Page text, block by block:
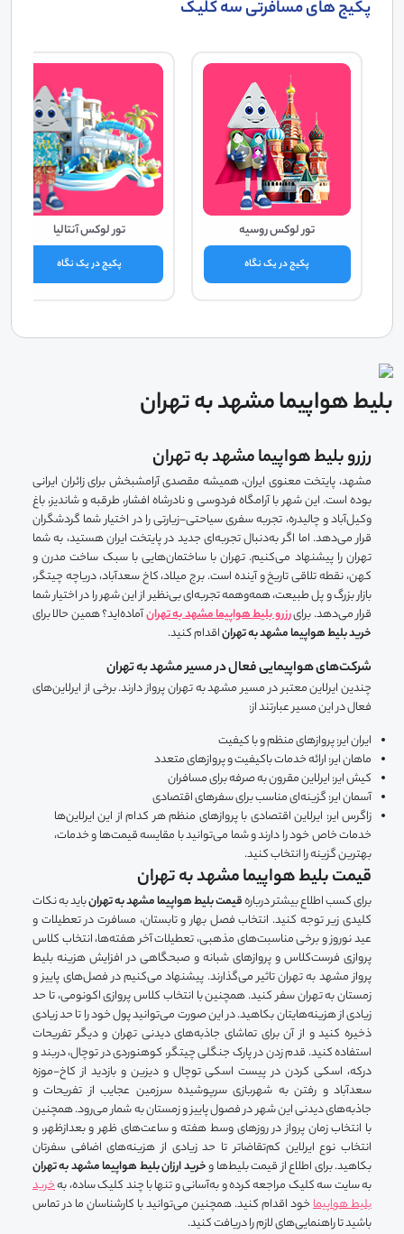
پکیج های مسافرتی سه کلیک
تور لوکس روسیه
پکیج در یک نگاه
تور لوکس آنتالیا
پکیج در یک نگاه
بلیط هواپیما مشهد به تهران
رزرو بلیط هواپیما مشهد به تهران
مشهد، پایتخت معنوی ایران، همیشه مقصدی آرامشبخش برای زائران ایرانی
بوده است. این شهر با آرامگاه فردوسی و نادرشاه افشار، طرقبه و شاندیز، باغ
وکیل‌آباد و چالیدره، تجربه سفری سیاحتی-زیارتی را در اختیار شما گردشگران
قرار می‌دهد. اما اگر به‌دنبال تجربه‌ای جدید در پایتخت ایران هستید، به شما
تهران را پیشنهاد می‌کنیم. تهران با ساختمان‌هایی با سبک ساخت مدرن و
کهن، نقطه تلاقی تاریخ و آینده است. برج میلاد، کاخ سعدآباد، دریاچه چیتگر،
بازار بزرگ و پل طبیعت، همه‌وهمه تجربه‌ای بی‌نظیر از این شهر را در اختیار شما
قرار می‌دهد. برایرزرو بلیط هواپیما مشهد به تهرانآماده‌اید؟ همین حالا برای
خرید بلیط هواپیما مشهد به تهراناقدام کنید.
شرکت‌های هواپیمایی فعال در مسیر مشهد به تهران
چندین ایرلاین معتبر در مسیر مشهد به تهران پرواز دارند. برخی از ایرلاین‌های
فعال در این مسیر عبارتند از:
ایران ایر: پروازهای منظم و با کیفیت
ماهان ایر: ارائه خدمات باکیفیت و پروازهای متعدد
کیش ایر: ایرلاین مقرون به صرفه برای مسافران
آسمان ایر: گزینه‌ای مناسب برای سفرهای اقتصادی
زاگرس ایر: ایرلاین اقتصادی با پروازهای منظم هر کدام از این ایرلاین‌ها
خدمات خاص خود را دارند و شما می‌توانید با مقایسه قیمت‌ها و خدمات،
بهترین گزینه را انتخاب کنید.
قیمت بلیط هواپیما مشهد به تهران
برای کسب اطلاع بیشتر دربارهقیمت بلیط هواپیما مشهد به تهرانباید به نکات
کلیدی زیر توجه کنید. انتخاب فصل بهار و تابستان، مسافرت در تعطیلات و
عید نوروز و برخی مناسبت‌های مذهبی، تعطیلات آخر هفته‌ها، انتخاب کلاس
پروازی فرست‌کلاس و پروازهای شبانه و صبحگاهی در افزایش هزینه بلیط
پرواز مشهد به تهران تاثیر می‌گذارند. پیشنهاد می‌کنیم در فصل‌های پاییز و
زمستان به تهران سفر کنید. همچنین با انتخاب کلاس پروازی اکونومی، تا حد
زیادی از هزینه‌هایتان بکاهید. در این صورت می‌توانید پول خود را تا حد زیادی
ذخیره کنید و از آن برای تماشای جاذبه‌های دیدنی تهران و دیگر تفریحات
استفاده کنید. قدم زدن در پارک جنگلی چیتگر، کوهنوردی در توچال، دربند و
درکه، اسکی کردن در پیست اسکی توچال و دیزین و بازدید از کاخ-موزه
سعدآباد و رفتن به شهربازی سرپوشیده سرزمین عجایب از تفریحات و
جاذبه‌های دیدنی این شهر در فصول پاییز و زمستان به شمار می‌رود. همچنین
با انتخاب زمان پرواز در روزهای وسط هفته و ساعت‌های ظهر و بعدازظهر، و
انتخاب نوع ایرلاین کم‌تقاضاتر تا حد زیادی از هزینه‌های اضافی سفرتان
بکاهید. برای اطلاع از قیمت بلیط‌ها وخرید ارزان بلیط هواپیما مشهد به تهران
به سایت سه کلیک مراجعه کرده و به‌آسانی و تنها با چند کلیک ساده، بهخرید
بلیط هواپیماخود اقدام کنید. همچنین می‌توانید با کارشناسان ما در تماس
باشید تا راهنمایی‌های لازم را دریافت کنید.